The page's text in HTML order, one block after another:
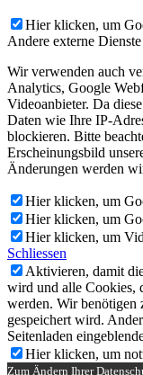
Hier klicken, um
Andere externe Dienste
Wir verwenden auch
Analytics, Google
Videoanbieter. Da
Daten wie Ihre IP-
blockieren. Bitte
Erscheinungsbild
Änderungen werden
Hier klicken, um
Hier klicken, um
Hier klicken, um
Schliessen
Aktivieren, damit
wird und alle Cookies,
werden. Wir benötigen
gespeichert wird.
Seitenladen
Hier klicken, um
Zum Ändern Ihrer